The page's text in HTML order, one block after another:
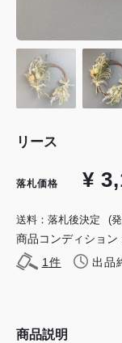
リース
落札価格 ¥
送料：落札後決定 (
商品コンディション
1 件 出品
商品説明